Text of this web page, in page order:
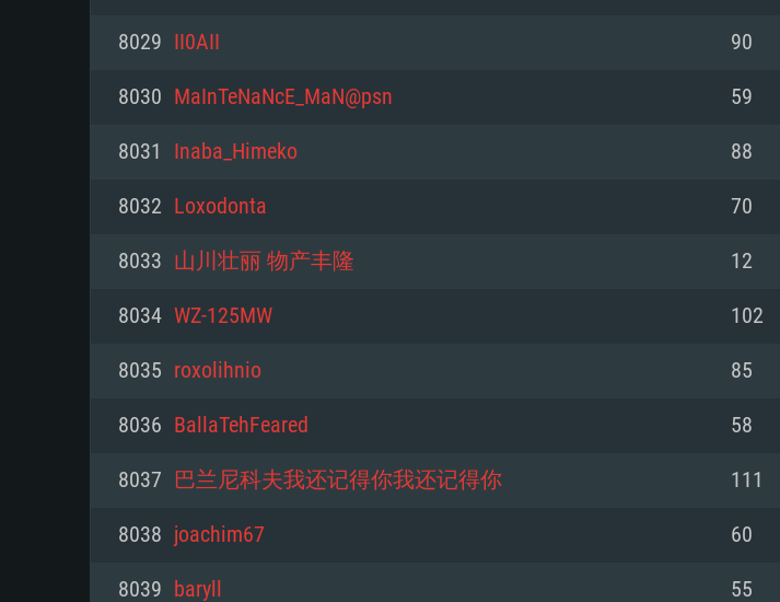
MAC
최소사양
운영체제: Windows 10 (64 bit)
프로세서: 2.2 GHz 듀얼코어 이상
메모리: 4GB
그래픽 카드: DirectX 11 이상을 지원하는 AMD
해상도: 720p
네트워크: 브로드밴드 인터넷
여유 저장 공간: 22.1 GB (최소 클라이언트)
메
최소사양
운영체제: Mac OS Big Sur 11.0
프로세서: 최소 2.2 GHz의 Core i5 (Intel Xeon 은 지
(Mac), 혹은 이와 비슷한 성능을 가지는 Mac 버전
의 AMD/Nvidia. 최소 해상도: 720p
네트워크: 브로드밴드 인터넷
여유 저장 공간: 22.1 GB (최소 클라이언트)
상
최소사양
운영체제: 64bit Linux 중 최신 버전
프로세서: 2.4 GHz 듀얼코어
메모리: 4 GB
그래픽 카드: Vulkan 을 지원하고, 최신 그래픽 드라
와 동급의 성능을 가지며 최신 그래픽 드라이버를
지원하는 AMD (6개월 미만; 최소사양 지원 해상도
8029 II0AII 90
8030 MaInTeNaNcE_MaN@psn 59
8031 Inaba_Himeko 88
8032 Loxodonta 70
8033 山川壮丽 物产丰隆 12
8034 WZ-125MW 102
8035 roxolihnio 85
8036 BallaTehFeared 58
8037 巴兰尼科夫我还记得你我还记得你 111
8038 joachim67 60
8039 baryll 55